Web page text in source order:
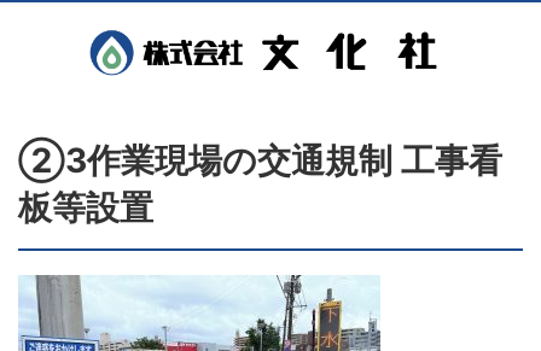
②3作業現場の交通規制 工事看
板等設置